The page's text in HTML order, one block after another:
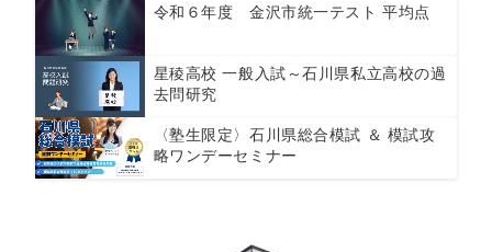
令和６年度 金沢市統一テスト 平均点
星稜高校 一般入試～石川県私立高校の過
去問研究
〈塾生限定〉石川県総合模試 ＆ 模試攻
略ワンデーセミナー